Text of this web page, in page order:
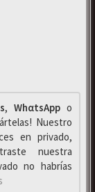
, WhαtsAppo
Nuestro
en privado,
nuestra
no habrías